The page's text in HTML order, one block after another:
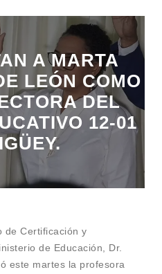
A MARTA
LEÓN COMO
DEL
12-01
de Certificación y
de Educación, Dr.
este martes la profesora